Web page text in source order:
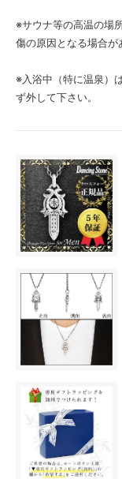
※サウナ等の高温の場
傷の原因となる場合が
※入浴中（特に温泉）
ず外して下さい。